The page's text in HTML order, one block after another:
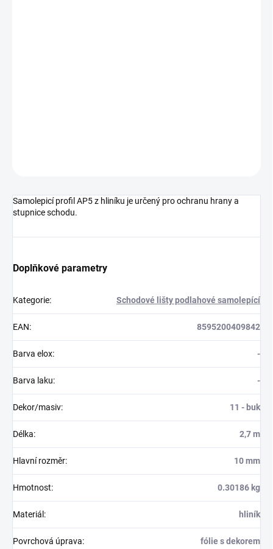
Samolepicí profil AP5 z hliníku je určený pro ochranu hrany a
stupnice schodu.
Doplňkové parametry
Kategorie: Schodové lišty podlahové samolepící
EAN: 8595200409842
Barva elox: -
Barva laku: -
Dekor/masiv: 11 - buk
Délka: 2,7 m
Hlavní rozměr: 10 mm
Hmotnost: 0.30186 kg
Materiál : hliník
Povrchová úprava: fólie s dekorem